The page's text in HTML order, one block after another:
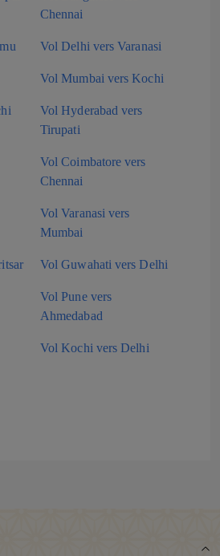
Chennai
Vol Delhi vers Varanasi
Vol Mumbai vers Kochi
Vol Hyderabad vers
Tirupati
Vol Coimbatore vers
Chennai
Vol Varanasi vers
Mumbai
Vol Guwahati vers Delhi
Vol Pune vers
Ahmedabad
Vol Kochi vers Delhi